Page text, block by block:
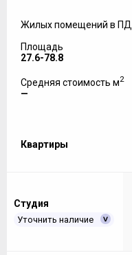
Жилых помещений в ПД
Площадь
27.6-78.8
Средняя стоимость м2
—
Квартиры
Студия
Уточнить наличие